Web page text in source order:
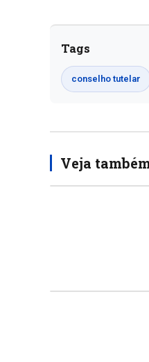
Tags
conselho tutelar
Veja